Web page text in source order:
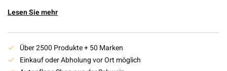
Lesen Sie mehr
Über 2500 Produkte + 50 Marken
Einkauf oder Abholung vor Ort möglich